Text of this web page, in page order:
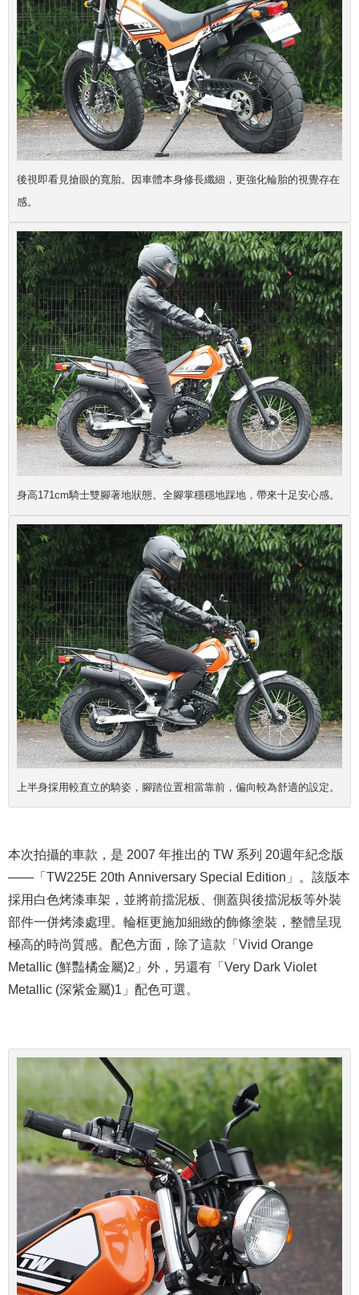
後視即看見搶眼的寬胎。因車體本身修長纖細，更強化輪胎的視覺存在
感。
身高171cm騎士雙腳著地狀態。全腳掌穩穩地踩地，帶來十足安心感。
上半身採用較直立的騎姿，腳踏位置相當靠前，偏向較為舒適的設定。
本次拍攝的車款，是 2007 年推出的 TW 系列 20週年紀念版
——「TW225E 20th Anniversary Special Edition」。該版本
採用白色烤漆車架，並將前擋泥板、側蓋與後擋泥板等外裝
部件一併烤漆處理。輪框更施加細緻的飾條塗裝，整體呈現
極高的時尚質感。配色方面，除了這款「Vivid Orange
Metallic (鮮豔橘金屬)2」外，另還有「Very Dark Violet
Metallic (深紫金屬)1」配色可選。